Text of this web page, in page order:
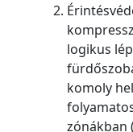
logikus
komoly
zónákban